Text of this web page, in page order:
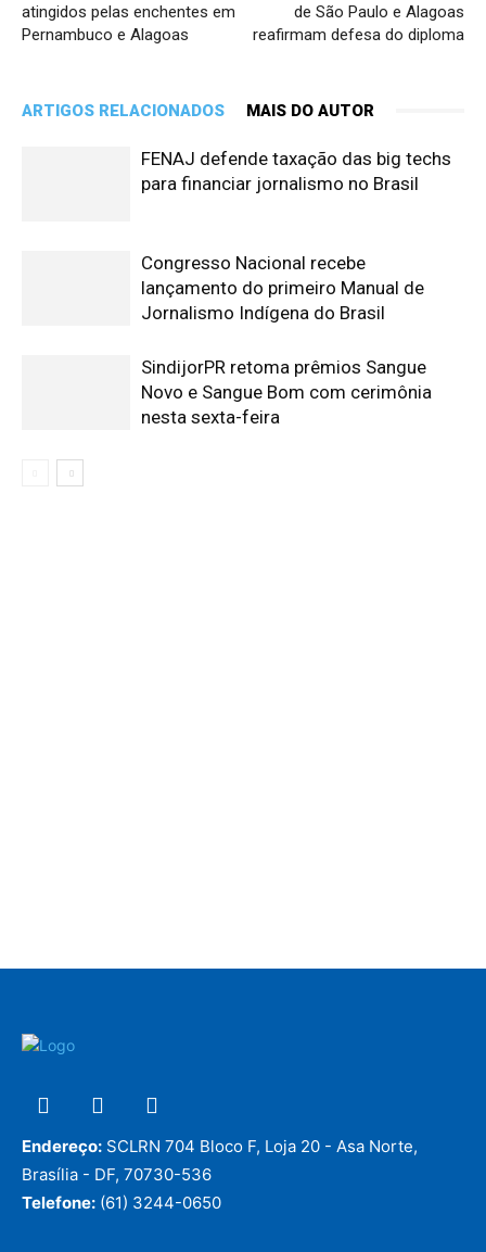
atingidos pelas enchentes em
Pernambuco e Alagoas
de São Paulo e Alagoas
reafirmam defesa do diploma
ARTIGOS RELACIONADOS MAIS DO AUTOR
FENAJ defende taxação das big techs
para financiar jornalismo no Brasil
Congresso Nacional recebe
lançamento do primeiro Manual de
Jornalismo Indígena do Brasil
SindijorPR retoma prêmios Sangue
Novo e Sangue Bom com cerimônia
nesta sexta-feira
Endereço: SCLRN 704 Bloco F, Loja 20 - Asa Norte,
Brasília - DF, 70730-536
Telefone: (61) 3244-0650